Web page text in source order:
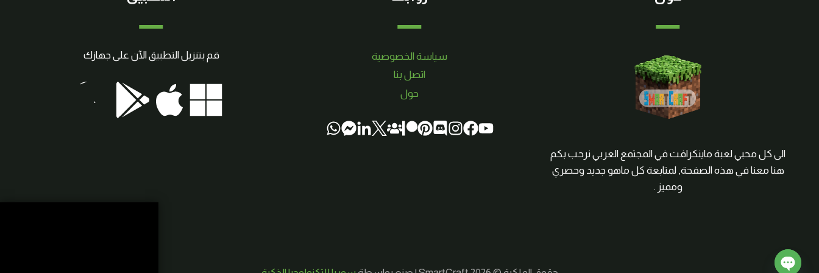
الى كل محبي لعبة ماينكرافت في المجتمع العربي نرحب بكم
هنا معنا في هذه الصفحة, لمتابعة كل ماهو جديد وحصري
ومميز .
سياسة الخصوصية
اتصل بنا
حول
قم بتنزيل التطبيق الآن على جهازك